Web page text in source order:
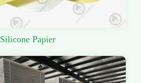
Silicone Papier